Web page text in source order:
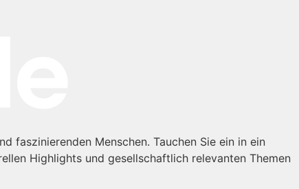
faszinierenden Menschen. Tauchen Sie ein in ein
Highlights und gesellschaftlich relevanten Themen